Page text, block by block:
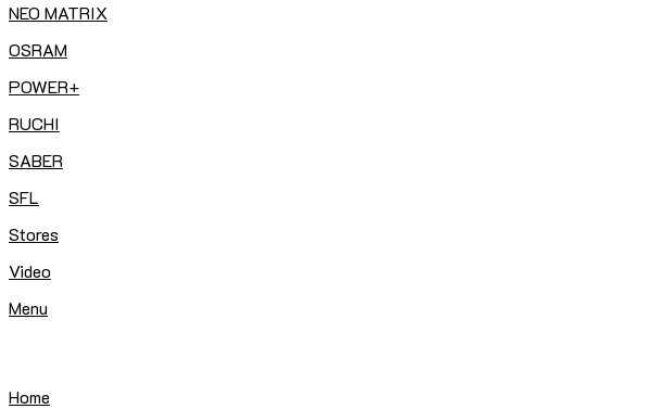
NEO MATRIX
OSRAM
POWER+
RUCHI
SABER
SFL
Stores
Video
Menu
Home